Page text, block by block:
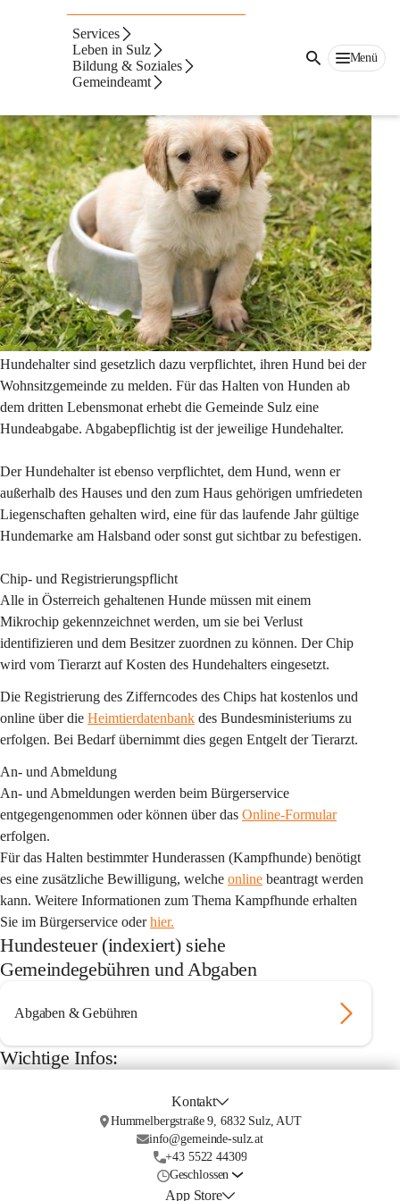
Services
Leben in Sulz
Bildung & Soziales
Gemeindeamt
Menü
Hundehaltung
Hundehalter sind gesetzlich dazu verpflichtet, ihren Hund bei der
Wohnsitzgemeinde zu melden. Für das Halten von Hunden ab
dem dritten Lebensmonat erhebt die Gemeinde Sulz eine
Hundeabgabe. Abgabepflichtig ist der jeweilige Hundehalter.
Der Hundehalter ist ebenso verpflichtet, dem Hund, wenn er
außerhalb des Hauses und den zum Haus gehörigen umfriedeten
Liegenschaften gehalten wird, eine für das laufende Jahr gültige
Hundemarke am Halsband oder sonst gut sichtbar zu befestigen.
Chip- und Registrierungspflicht
Alle in Österreich gehaltenen Hunde müssen mit einem
Mikrochip gekennzeichnet werden, um sie bei Verlust
identifizieren und dem Besitzer zuordnen zu können. Der Chip
wird vom Tierarzt auf Kosten des Hundehalters eingesetzt.
Die Registrierung des Zifferncodes des Chips hat kostenlos und
online über die Heimtierdatenbank des Bundesministeriums zu
erfolgen. Bei Bedarf übernimmt dies gegen Entgelt der Tierarzt.
An- und Abmeldung
An- und Abmeldungen werden beim Bürgerservice
entgegengenommen oder können über das Online-Formular
erfolgen.
Für das Halten bestimmter Hunderassen (Kampfhunde) benötigt
es eine zusätzliche Bewilligung, welche online beantragt werden
kann. Weitere Informationen zum Thema Kampfhunde erhalten
Sie im Bürgerservice oder hier.
Hundesteuer (indexiert) siehe
Gemeindegebühren und Abgaben
Abgaben & Gebühren
Wichtige Infos:
Kontakt
Hummelbergstraße 9, 6832 Sulz, AUT
info@gemeinde-sulz.at
+43 5522 44309
Geschlossen
App Store